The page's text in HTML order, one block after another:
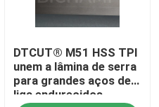
DTCUT® M51 HSS TPI
unem a lâmina de serra
para grandes aços de
liga endurecidos